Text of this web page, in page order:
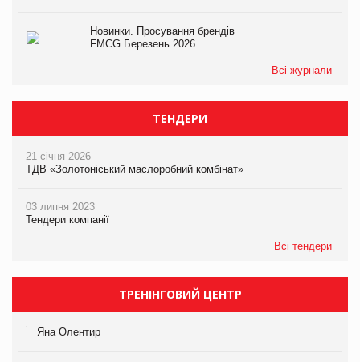
Новинки. Просування брендів
FMCG.Березень 2026
Всі журнали
ТЕНДЕРИ
21 січня 2026
ТДВ «Золотоніський маслоробний комбінат»
03 липня 2023
Тендери компанії
Всі тендери
ТРЕНІНГОВИЙ ЦЕНТР
Яна Олентир